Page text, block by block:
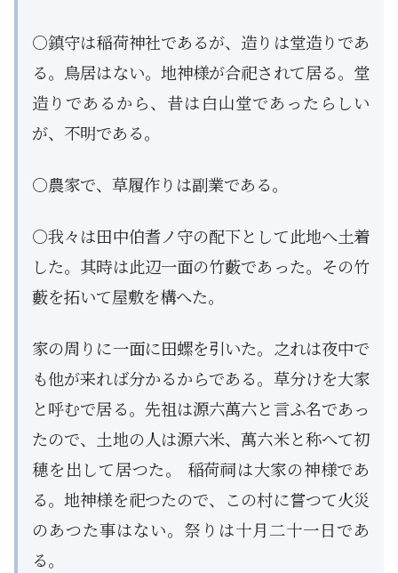
○鎮守は稲荷神社であるが、造りは堂造りであ
る。鳥居はない。地神様が合祀されて居る。堂
造りであるから、昔は白山堂であったらしい
が、不明である。
○農家で、草履作りは副業である。
○我々は田中伯耆ノ守の配下として此地へ土着
した。其時は此辺一面の竹藪であった。その竹
藪を拓いて屋敷を構へた。
家の周りに一面に田螺を引いた。之れは夜中で
も他が来れば分かるからである。草分けを大家
と呼むで居る。先祖は源六萬六と言ふ名であっ
たので、土地の人は源六米、萬六米と称へて初
穂を出して居つた。 稲荷祠は大家の神様であ
る。地神様を祀つたので、この村に嘗つて火災
のあつた事はない。祭りは十月二十一日であ
る。